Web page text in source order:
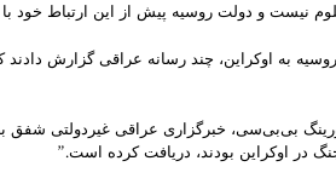
نیست و دولت روسیه پیش از این ارتباط خود با
به اوکراین، چند رسانه عراقی گزارش
بی‌بی‌سی، خبرگزاری عراقی غیردولتی شفق
در اوکراین بودند، دریافت کرده است.”